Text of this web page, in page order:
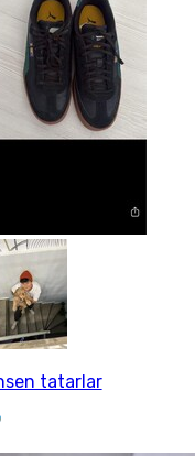
tatarlar